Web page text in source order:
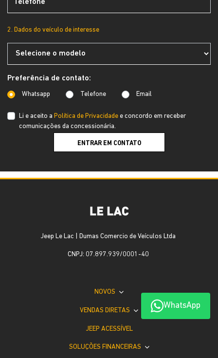
2. Dados do veículo de interesse
Preferência de contato:
Whatsapp Telefone Email
Li e aceito a Política de Privacidade e concordo em receber
comunicações da concessionária.
ENTRAR EM CONTATO
WhatsApp
Jeep Le Lac | Dumas Comercio de Veículos Ltda
CNPJ: 07.897.939/0001-40
NOVOS
VENDAS DIRETAS
JEEP ACESSÍVEL
SOLUÇÕES FINANCEIRAS